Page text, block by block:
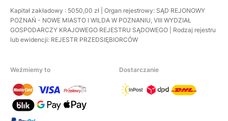
Kapitał zakładowy : 5050,00 zł | Organ rejestrowy: SĄD REJONOWY
POZNAŃ - NOWE MIASTO I WILDA W POZNANIU, VIII WYDZIAŁ
GOSPODARCZY KRAJOWEGO REJESTRU SĄDOWEGO | Rodzaj rejestru
lub ewidencji: REJESTR PRZEDSIĘBIORCÓW
Weźmiemy to Dostarczanie